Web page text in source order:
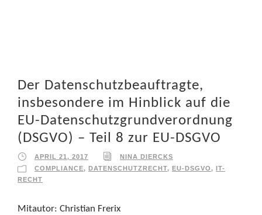
Der Datenschutzbeauftragte,
insbesondere im Hinblick auf die
EU-Datenschutzgrundverordnung
(DSGVO) – Teil 8 zur EU-DSGVO
APRIL 21, 2017
NINA DIERCKS
COMPLIANCE, DATENSCHUTZRECHT, EU-DSGVO,
IT-
RECHT
Mitautor: Christian Frerix